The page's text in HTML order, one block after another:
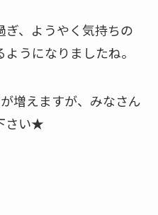
ぎ、ようやく気持ちの
うになりましたね。
増えますが、みなさん
さい★